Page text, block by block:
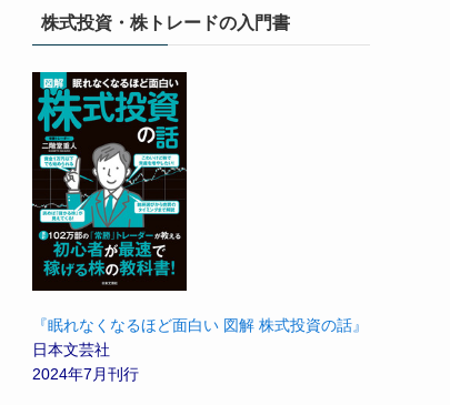
株式投資・株トレードの入門書
『眠れなくなるほど面白い 図解 株式投資の話』
日本文芸社
2024年7月刊行